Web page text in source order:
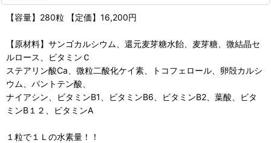
【容量】280粒 【定価】16,200円
【原材料】サンゴカルシウム、還元麦芽糖水飴、麦芽糖、微結晶セ
ルロース、ビタミンＣ
ステアリン酸Ca、微粒二酸化ケイ素、トコフェロール、卵殻カルシ
ウム、パントテン酸、
ナイアシン、ビタミンB1、ビタミンB6、ビタミンB2、葉酸、ビタ
ミンB１２、ビタミンA
１粒で１Ｌの水素量！！